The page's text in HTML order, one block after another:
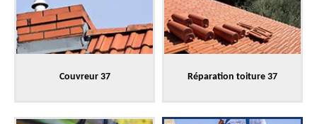
Couvreur 37 Réparation toiture 37